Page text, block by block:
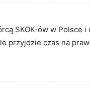
SKOK-ów w Polsce i
przyjdzie czas na